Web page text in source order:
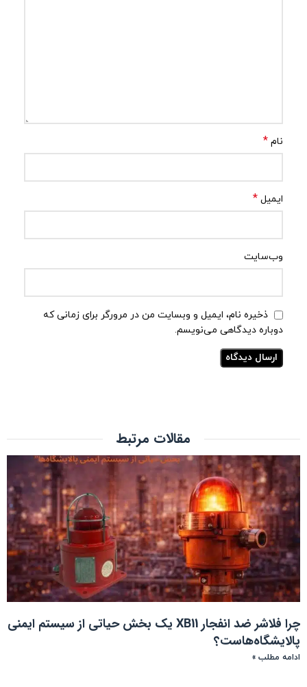
نام *
ایمیل *
وب‌سایت
ذخیره نام، ایمیل و وبسایت من در مرورگر برای زمانی که
دوباره دیدگاهی می‌نویسم.
مقالات مرتبط
چرا فلاشر ضد انفجار XB11 یک بخش حیاتی از سیستم ایمنی
پالایشگاه‌هاست؟
ادامه مطلب »